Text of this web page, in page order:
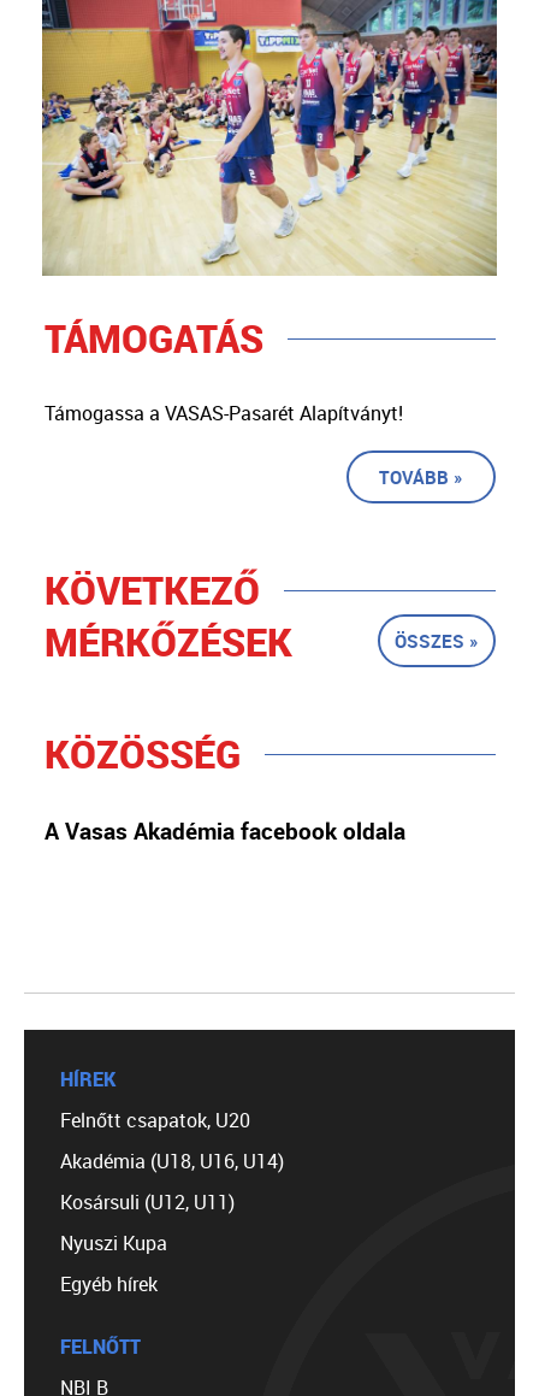
TÁMOGATÁS
Támogassa a VASAS-Pasarét Alapítványt!
TOVÁBB »
KÖVETKEZŐ
MÉRKŐZÉSEK
ÖSSZES »
KÖZÖSSÉG
A Vasas Akadémia facebook oldala
HÍREK
Felnőtt csapatok, U20
Akadémia (U18, U16, U14)
Kosársuli (U12, U11)
Nyuszi Kupa
Egyéb hírek
FELNŐTT
NBI B